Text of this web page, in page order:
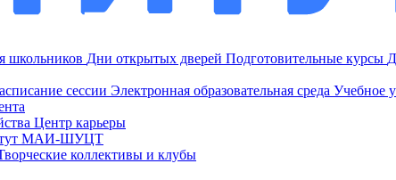
школьников Дни открытых дверей Подготовительные курсы
сессии Электронная образовательная среда Учебное
Центр карьеры
МАИ-ШУЦТ
коллективы и клубы